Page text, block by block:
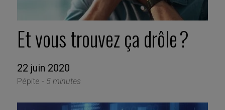
Et vous trouvez ça drôle ?
22 juin 2020
Pépite - 5 minutes